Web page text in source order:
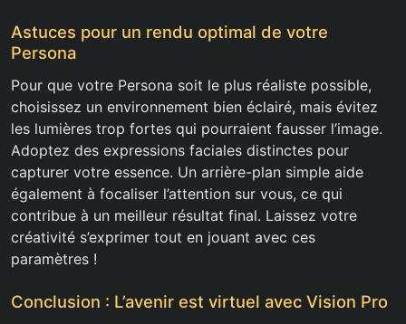
Astuces pour un rendu optimal de votre
Persona
Pour que votre Persona soit le plus réaliste possible,
choisissez un environnement bien éclairé, mais évitez
les lumières trop fortes qui pourraient fausser l’image.
Adoptez des expressions faciales distinctes pour
capturer votre essence. Un arrière-plan simple aide
également à focaliser l’attention sur vous, ce qui
contribue à un meilleur résultat final. Laissez votre
créativité s’exprimer tout en jouant avec ces
paramètres !
Conclusion : L’avenir est virtuel avec Vision Pro